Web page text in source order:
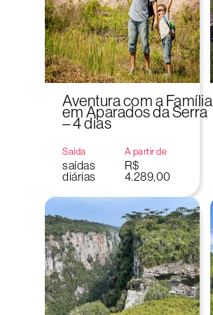
Aventura com a Família
em Aparados da Serra
– 4 dias
Saída
saídas
diárias
A partir de
R$
4.289,00